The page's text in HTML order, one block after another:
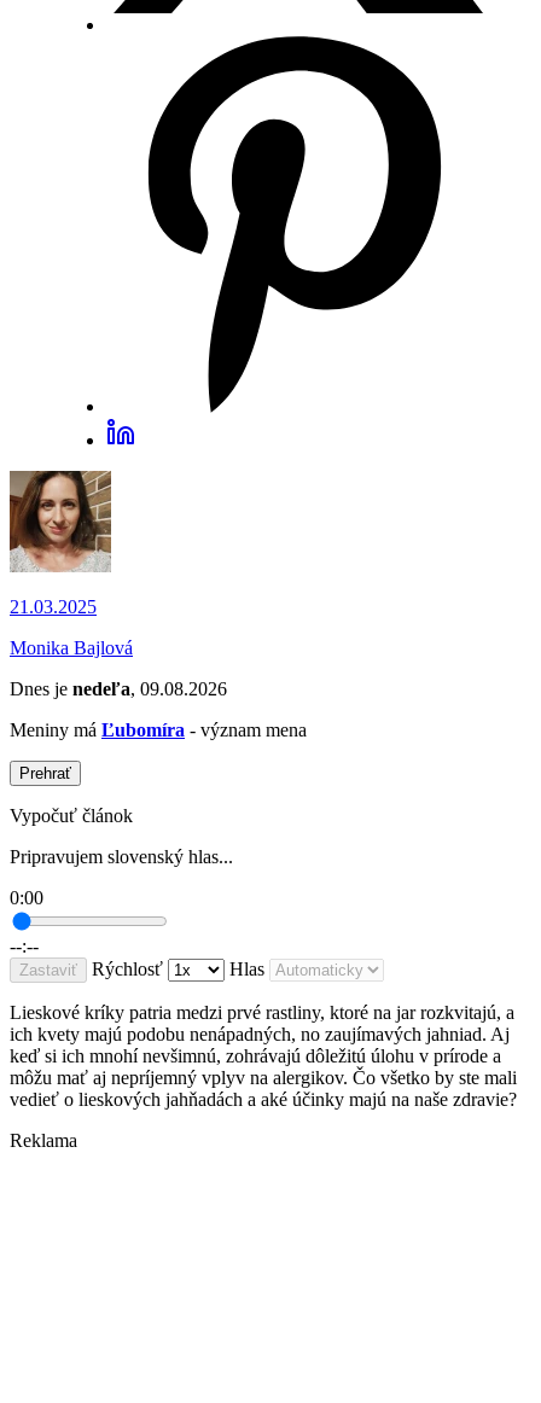
21.03.2025
Monika Bajlová
Dnes je nedeľa, 09.08.2026
Meniny má Ľubomíra - význam mena
Prehrať
Vypočuť článok
Pripravujem slovenský hlas...
0:00
--:--
Zastaviť Rýchlosť Hlas
Lieskové kríky patria medzi prvé rastliny, ktoré na jar rozkvitajú, a
ich kvety majú podobu nenápadných, no zaujímavých jahniad. Aj
keď si ich mnohí nevšimnú, zohrávajú dôležitú úlohu v prírode a
môžu mať aj nepríjemný vplyv na alergikov. Čo všetko by ste mali
vedieť o lieskových jahňadách a aké účinky majú na naše zdravie?
Reklama